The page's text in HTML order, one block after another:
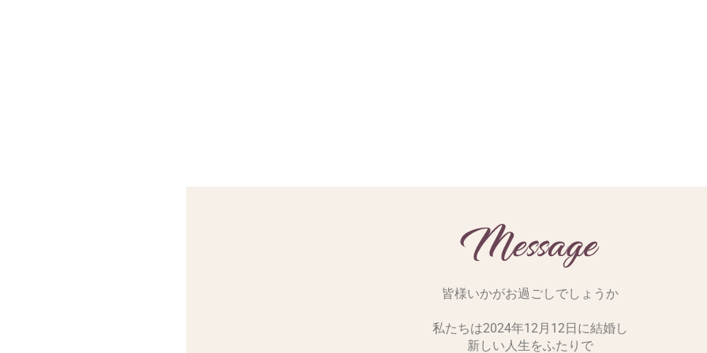
皆様いかがお過ごしでしょうか
私たちは2024年12月12日に結婚し
新しい人生をふたりで